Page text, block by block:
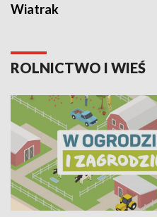
Wiatrak
ROLNICTWO I WIEŚ